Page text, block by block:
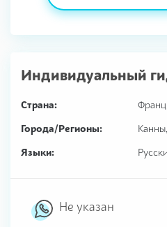
Индивидуальный
Страна:
Города/Регионы:
Языки:
Не указан